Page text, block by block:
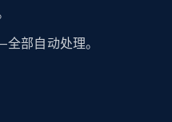
部自动处理。